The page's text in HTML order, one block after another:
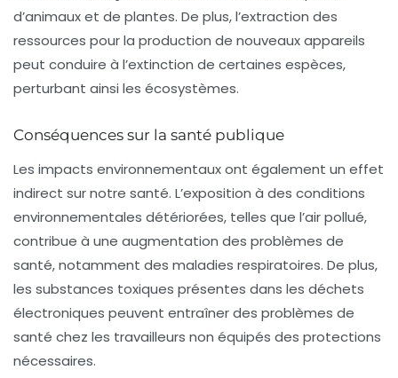
d’animaux et de plantes. De plus, l’extraction des
ressources pour la production de nouveaux appareils
peut conduire à l’extinction de certaines espèces,
perturbant ainsi les écosystèmes.
Conséquences sur la santé publique
Les impacts environnementaux ont également un effet
indirect sur notre santé. L’exposition à des conditions
environnementales détériorées, telles que l’air pollué,
contribue à une augmentation des problèmes de
santé, notamment des maladies respiratoires. De plus,
les substances toxiques présentes dans les déchets
électroniques peuvent entraîner des problèmes de
santé chez les travailleurs non équipés des protections
nécessaires.